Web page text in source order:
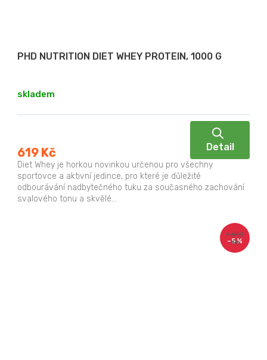
PHD NUTRITION DIET WHEY PROTEIN, 1000 G
skladem
619 Kč Detail
Diet Whey je horkou novinkou určenou pro všechny
sportovce a aktivní jedince, pro které je důležité
odbourávání nadbytečného tuku za současného zachování
svalového tonu a skvělé...
1 690
Kč
–5 %